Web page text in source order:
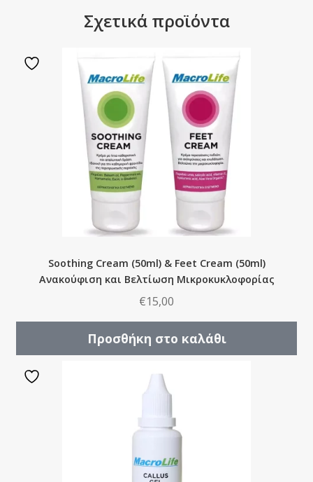
Σχετικά προϊόντα
Soothing Cream (50ml) & Feet Cream (50ml)
Ανακούφιση και Βελτίωση Μικροκυκλοφορίας
€15,00
Προσθήκη στο καλάθι